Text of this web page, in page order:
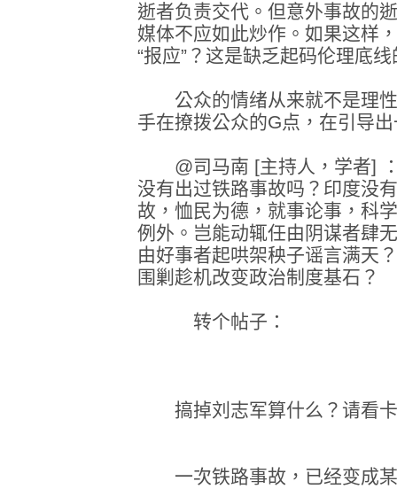
逝者负责交代。但意外事故的
媒体不应如此炒作。如果这样
“报应”？这是缺乏起码伦理底
公众的情绪从来就不是理性
手在撩拨公众的G点，在引导
@司马南 [主持人，学者] ：
没有出过铁路事故吗？印度没
故，恤民为德，就事论事，科
例外。岂能动辄任由阴谋者肆
由好事者起哄架秧子谣言满天
围剿趁机改变政治制度基石？
转个帖子：
搞掉刘志军算什么？请看卡
一次铁路事故，已经变成某